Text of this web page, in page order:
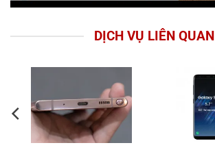
DỊCH VỤ LIÊN QUAN